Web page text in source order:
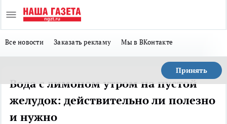
Все новости Заказать рекламу Мы в ВКонтакте
Принять
Вода с лимоном утром на пустой
желудок: действительно ли полезно
и нужно